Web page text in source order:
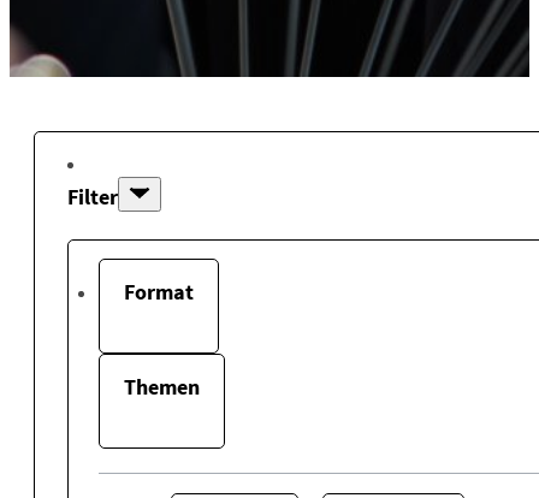
Filter
Format
Themen